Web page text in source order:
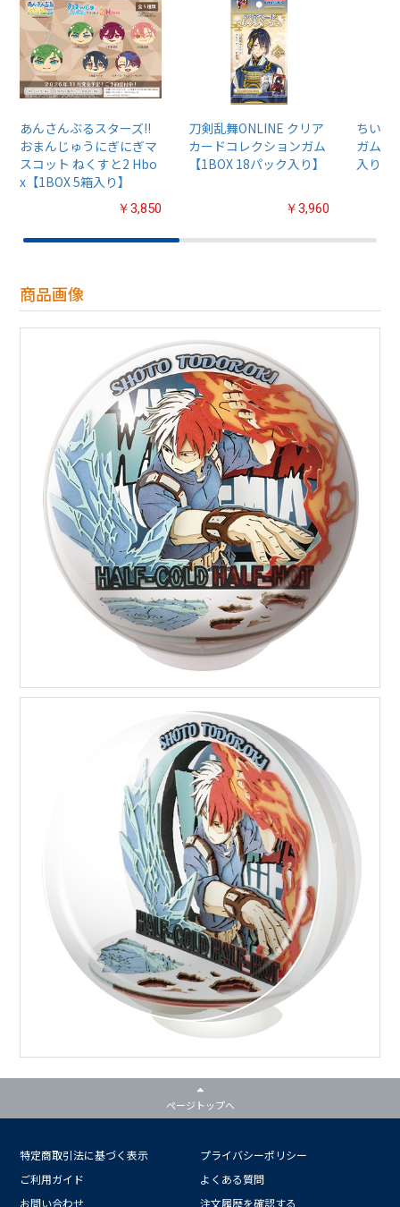
あんさんぶるスターズ!!
おまんじゅうにぎにぎマ
スコット ねくすと2 Hbo
x【1BOX 5箱入り】
￥3,850
刀剣乱舞ONLINE クリア
カードコレクションガム
【1BOX 18パック入り】
￥3,960
ちいか
ガム4
入り】
商品画像
ページトップへ
特定商取引法に基づく表示
プライバシーポリシー
ご利用ガイド
よくある質問
お問い合わせ
注文履歴を確認する